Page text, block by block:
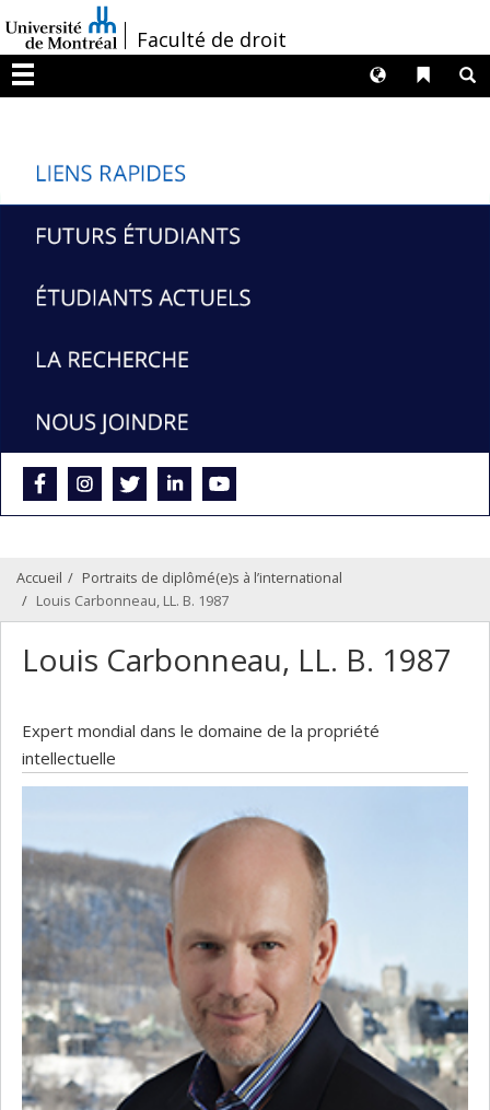
au
contenu
/Faculté de droit
Menu
Liens
Langues
Accueil
Portraits de diplômé(e)s à l’international
Louis Carbonneau, LL. B. 1987
Louis Carbonneau, LL. B. 1987
Expert mondial dans le domaine de la propriété
intellectuelle